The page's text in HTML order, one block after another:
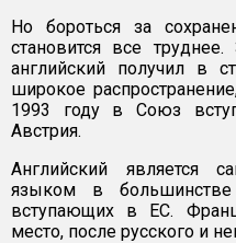
Но бороться за
становится все
английский получил в
широкое
1993 году в Союз
Австрия.
Английский является
языком в
вступающих в ЕС.
место, после русского и